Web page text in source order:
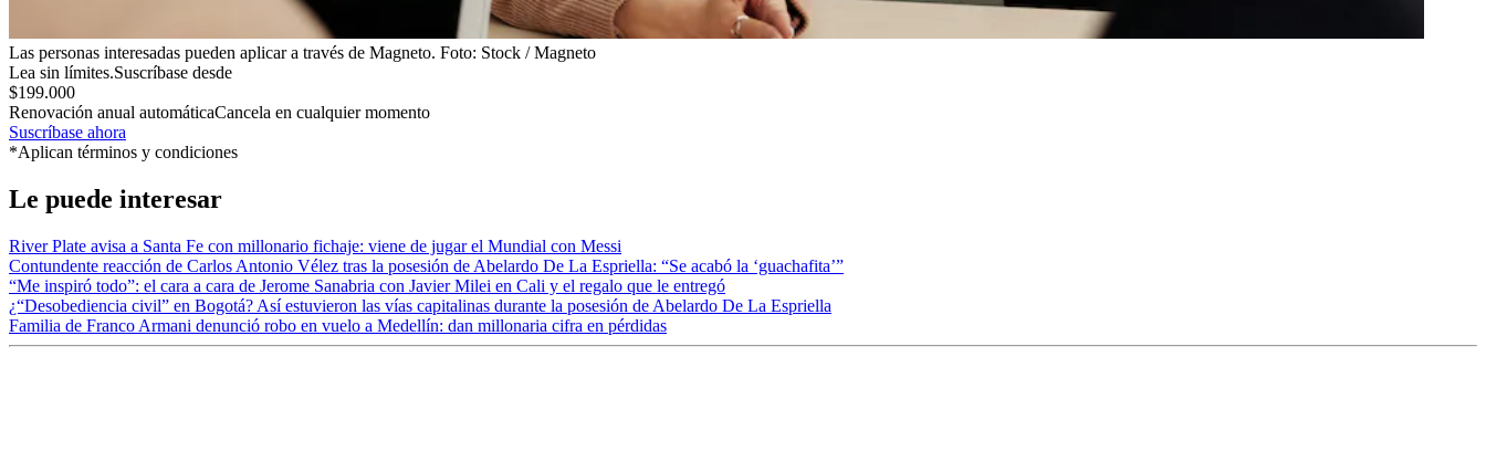
Las personas interesadas pueden aplicar a través de Magneto. Foto: Stock / Magneto
Lea sin límites.Suscríbase desde
$199.000
Renovación anual automáticaCancela en cualquier momento
Suscríbase ahora
*Aplican términos y condiciones
Le puede interesar
River Plate avisa a Santa Fe con millonario fichaje: viene de jugar el Mundial con Messi
Contundente reacción de Carlos Antonio Vélez tras la posesión de Abelardo De La Espriella: “Se acabó la ‘guachafita’”
“Me inspiró todo”: el cara a cara de Jerome Sanabria con Javier Milei en Cali y el regalo que le entregó
¿“Desobediencia civil” en Bogotá? Así estuvieron las vías capitalinas durante la posesión de Abelardo De La Espriella
Familia de Franco Armani denunció robo en vuelo a Medellín: dan millonaria cifra en pérdidas